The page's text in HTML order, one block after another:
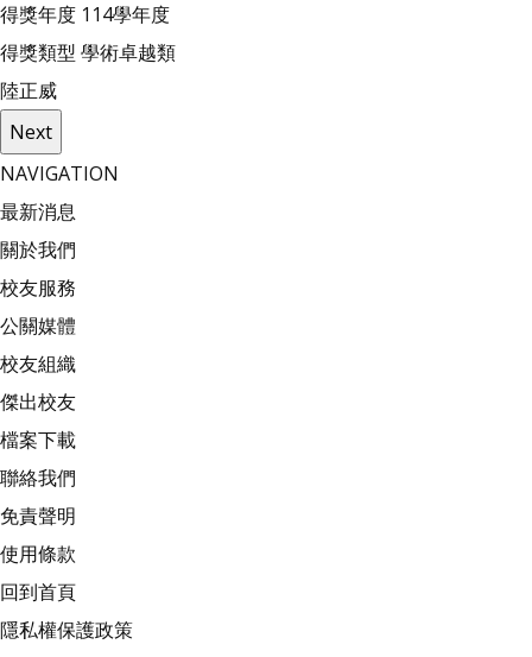
得獎年度 114學年度
得獎類型 學術卓越類
陸正威
Next
NAVIGATION
最新消息
關於我們
校友服務
公關媒體
校友組織
傑出校友
檔案下載
聯絡我們
免責聲明
使用條款
回到首頁
隱私權保護政策